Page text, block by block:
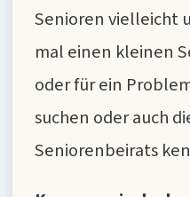
Senioren vielleicht
mal einen kleinen
oder für ein
suchen oder auch
Seniorenbeirats